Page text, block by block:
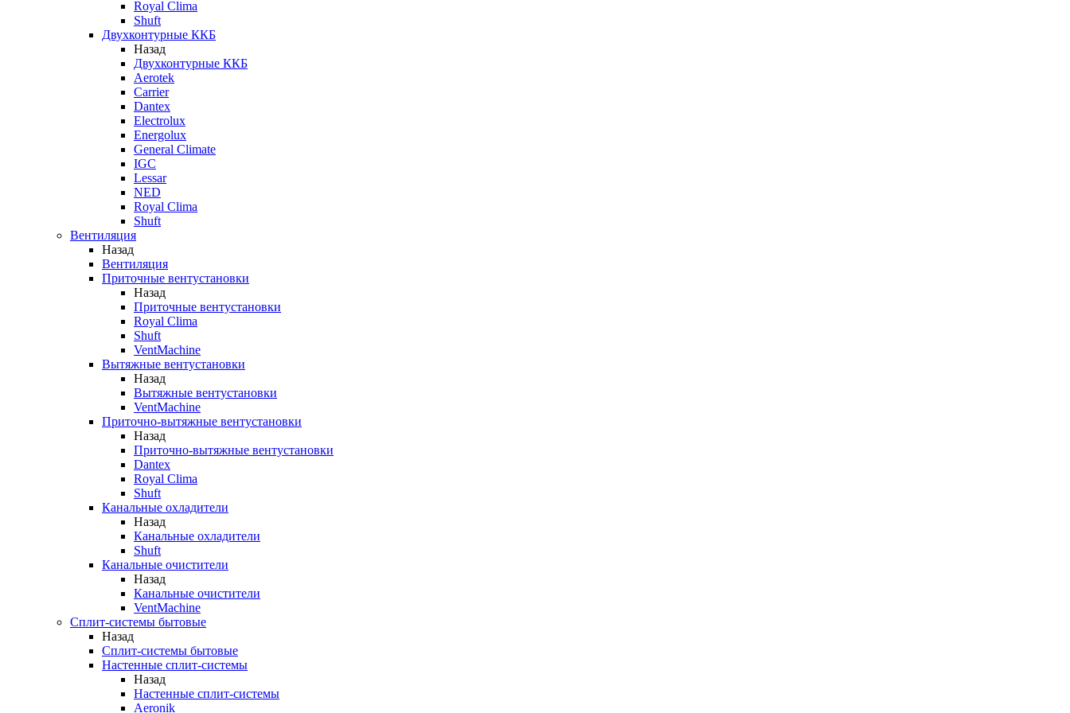
Royal Clima
Shuft
Двухконтурные ККБ
Назад
Двухконтурные ККБ
Aerotek
Carrier
Dantex
Electrolux
Energolux
General Climate
IGC
Lessar
NED
Royal Clima
Shuft
Вентиляция
Назад
Вентиляция
Приточные вентустановки
Назад
Приточные вентустановки
Royal Clima
Shuft
VentMachine
Вытяжные вентустановки
Назад
Вытяжные вентустановки
VentMachine
Приточно-вытяжные вентустановки
Назад
Приточно-вытяжные вентустановки
Dantex
Royal Clima
Shuft
Канальные охладители
Назад
Канальные охладители
Shuft
Канальные очистители
Назад
Канальные очистители
VentMachine
Сплит-системы бытовые
Назад
Сплит-системы бытовые
Настенные сплит-системы
Назад
Настенные сплит-системы
Aeronik